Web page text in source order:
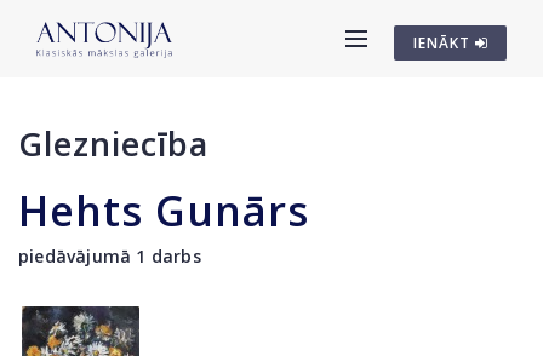
IENĀKT
Glezniecība
Hehts Gunārs
piedāvājumā 1 darbs